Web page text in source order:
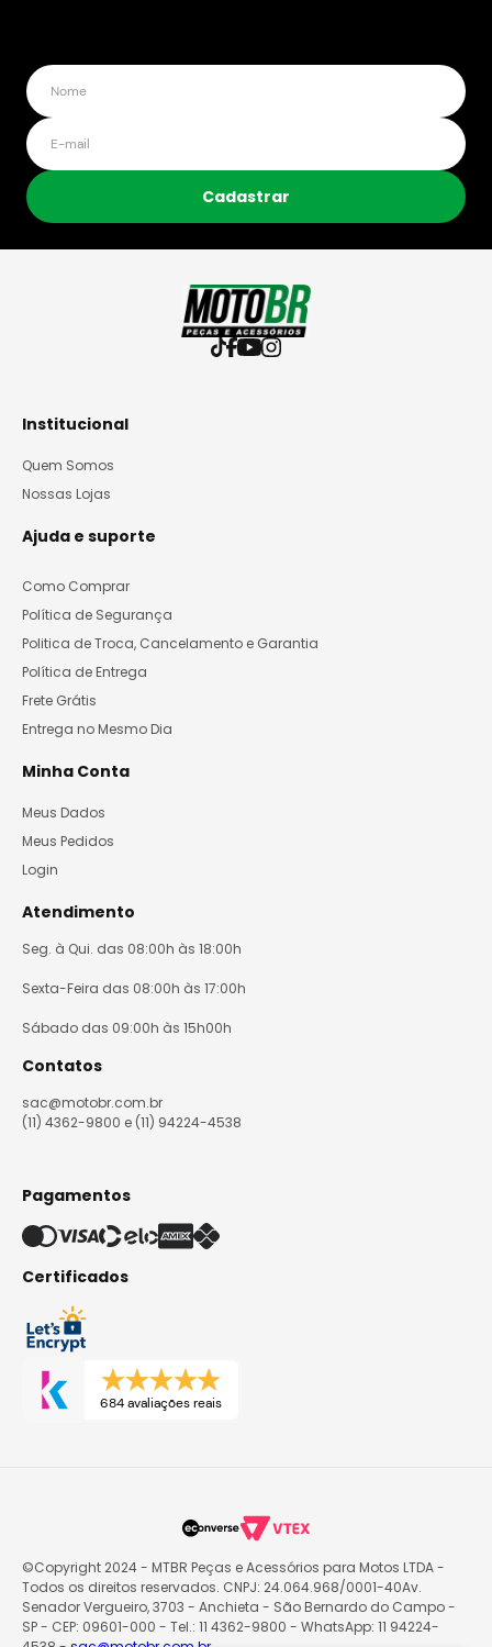
Cadastrar
Institucional
Quem Somos
Nossas Lojas
Ajuda e suporte
Como Comprar
Política de Segurança
Politica de Troca, Cancelamento e Garantia
Política de Entrega
Frete Grátis
Entrega no Mesmo Dia
Minha Conta
Meus Dados
Meus Pedidos
Login
Atendimento
Seg. à Qui. das 08:00h às 18:00h
Sexta-Feira das 08:00h às 17:00h
Sábado das 09:00h às 15h00h
Contatos
sac@motobr.com.br
(11) 4362-9800 e (11) 94224-4538
Pagamentos
Certificados
684 avaliações reais
©Copyright 2024 - MTBR Peças e Acessórios para Motos LTDA -
Todos os direitos reservados. CNPJ: 24.064.968/0001-40Av.
Senador Vergueiro, 3703 - Anchieta - São Bernardo do Campo -
SP - CEP: 09601-000 - Tel.: 11 4362-9800 - WhatsApp: 11 94224-